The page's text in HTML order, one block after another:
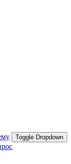
Toggle Dropdown